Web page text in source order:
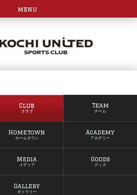
menu
Club
クラブ
Team
チーム
Hometown
ホームタウン
Academy
アカデミー
Media
メディア
Goods
グッズ
Gallery
ギャラリー